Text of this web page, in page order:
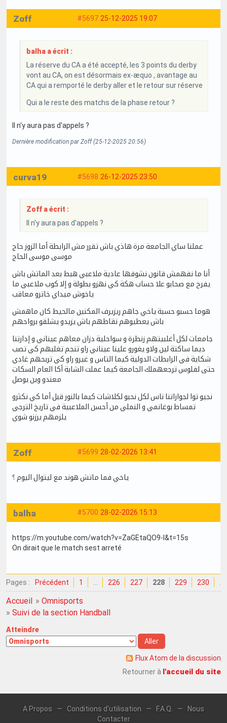
#5697 25-12-2025 19:07
Zoff
balha a écrit :
La réserve du CA a été accepté, les 3 points du derby
vont au CA, on est désormais ex-æquo , avantage au
CA qui a remporté le derby aller et le retour sur réserve
Qui a le reste des matchs de la phase retour ?
Il n'y aura pas d'appels ?
Dernière modification par Zoff (25-12-2025 20:56)
#5698 26-12-2025 23:50
curva19
Zoff a écrit :
Il n'y aura pas d'appels ?
عملنا ساي الجامعة مرة هاذي باش تقرر مش الرابطة أما الزوز حاج
موسى موسى الحاج
أنا ما نفهمش قانون نشوفها عادية ملاعبي هبط بعد الماتش باش
يفرح مع صحابو علا حساب هكة كي نهزو بطولة و إلا كوب ملاعبي ما
ياخوش ميداي خاترو معاقب
هوما حسبو حسبة ياخي جاهم ريزيرف المكنين مالحيط كان ماهمش
باش يعطيوهم نقاطهم باش يزيدو يشلقو برواحهم
جامعات لكل أغلبيتهم زنطرة و سواحلية دزان معاهم عيناني و إدارتنا
ديما ساكتة لين ولاو يغورو علينا عيناني راو تنجم تغلبهم كي تصب
شكاية في الرابطات الدولية كيما التاس و غيرو راو كي تربحهم غادي
حتى لفلوس ترجعهملك الجامعة كيما عملت الشابة أكا العام السكات
معندو وين يوصل
نجيو توا لجواراتنا ناس لكل نحبو لكلاشات كيما بالنور قبل أما كي نكثرو
تمساط بوغانمي و النملي من أحسن الملاعبية في تاريخ الترجي
يلزمهم يرزنو شوي
#5699 28-02-2026 13:41
Zoff
ياخي فما ماتش هوند مع ليتوال اليوم ؟
#5700 28-02-2026 15:13
balha
https://m.youtube.com/watch?v=ZaGEtaQO9-I&t=15s
On dirait que le match sest arreté
Pages : Précédent 1 226 227 228 229 230
Accueil »Omnisports
» Suivi de la section Handball
Atteindre
Flux Atom de la discussion
Retourner à l'accueil du site
A Propos — Conditions d'utilisation — F.A.Q. —
Nous
Contacter